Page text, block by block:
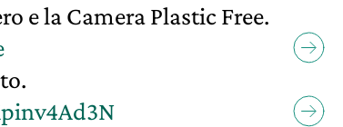
e la Camera Plastic Free.